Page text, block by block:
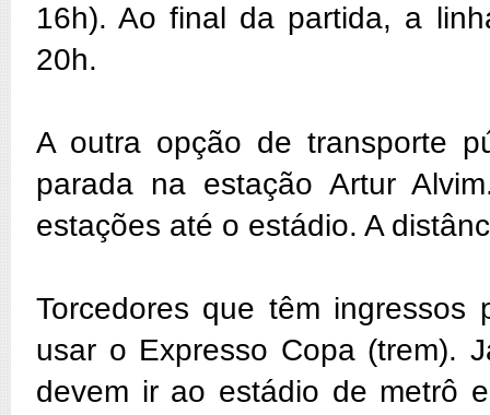
16h). Ao final da partida, a
20h.
A outra opção de transporte
parada na estação Artur
estações até o estádio. A
Torcedores que têm
usar o Expresso Copa (trem).
devem ir ao estádio de metrô